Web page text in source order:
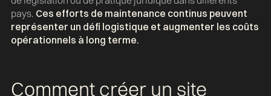
pays. Ces efforts de maintenance continus peuvent
représenter un défi logistique et augmenter les coûts
opérationnels à long terme.
Comment créer un site